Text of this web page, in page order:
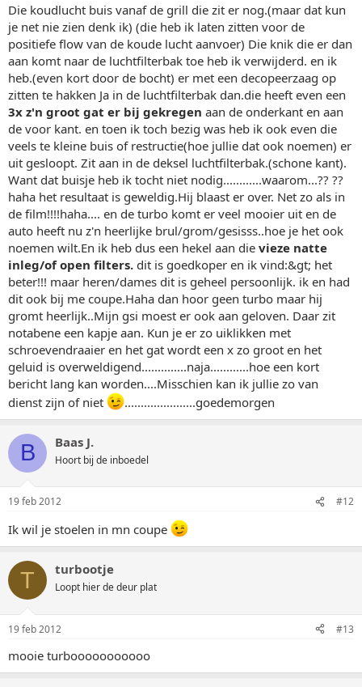
Die koudlucht buis vanaf de grill die zit er nog.(maar dat kun
je net nie zien denk ik) (die heb ik laten zitten voor de
positiefe flow van de koude lucht aanvoer) Die knik die er dan
aan komt naar de luchtfilterbak toe heb ik verwijderd. en ik
heb.(even kort door de bocht) er met een decopeerzaag op
zitten te hakken Ja in de luchtfilterbak dan.die heeft even een
3x z'n groot gat er bij gekregen aan de onderkant en aan
de voor kant. en toen ik toch bezig was heb ik ook even die
veels te kleine buis of restructie(hoe jullie dat ook noemen) er
uit gesloopt. Zit aan in de deksel luchtfilterbak.(schone kant).
Want dat buisje heb ik tocht niet nodig............waarom...?? ??
haha het resultaat is geweldig.Hij blaast er over. Net zo als in
de film!!!!haha.... en de turbo komt er veel mooier uit en de
auto heeft nu z'n heerlijke brul/grom/gesisss..hoe je het ook
noemen wilt.En ik heb dus een hekel aan die vieze natte
inleg/of open filters. dit is goedkoper en ik vind:&gt; het
beter!!! maar heren/dames dit is geheel persoonlijk. ik en had
dit ook bij me coupe.Haha dan hoor geen turbo maar hij
gromt heerlijk..Mijn gsi moest er ook aan geloven. Daar zit
notabene een kapje aan. Kun je er zo uiklikken met
schroevendraaier en het gat wordt een x zo groot en het
geluid is overweldigend..............naja............hoe een kort
bericht lang kan worden....Misschien kan ik jullie zo van
dienst zijn of niet
......................goedemorgen
B Baas J.
Hoort bij de inboedel
19 feb 2012 #12
Ik wil je stoelen in mn coupe
T turbootje
Loopt hier de deur plat
19 feb 2012 #13
mooie turbooooooooooo